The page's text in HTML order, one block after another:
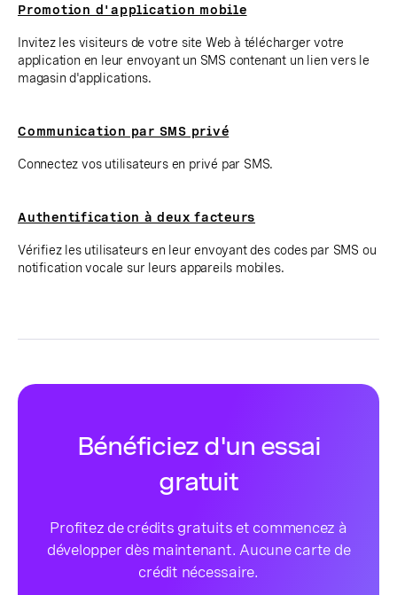
Promotion d'application mobile
Invitez les visiteurs de votre site Web à télécharger votre
application en leur envoyant un SMS contenant un lien vers le
magasin d'applications.
Communication par SMS privé
Connectez vos utilisateurs en privé par SMS.
Authentification à deux facteurs
Vérifiez les utilisateurs en leur envoyant des codes par SMS ou
notification vocale sur leurs appareils mobiles.
Bénéficiez d'un essai
gratuit
Profitez de crédits gratuits et commencez à
développer dès maintenant. Aucune carte de
crédit nécessaire.